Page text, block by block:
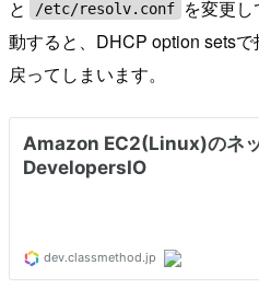
と
/etc/resolv.conf
を変更
動すると、DHCP option sets
戻ってしまいます。